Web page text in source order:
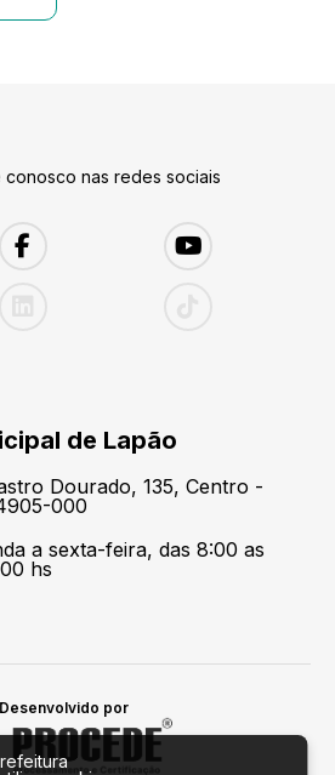
nas redes sociais
de Lapão
Dourado, 135, Centro -
000
a sexta-feira, das 8:00 as
hs
Desenvolvido por